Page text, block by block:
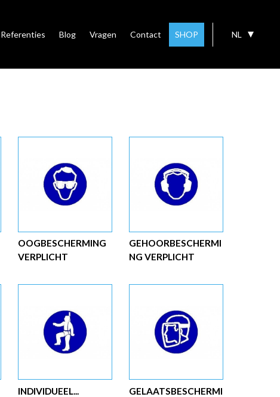
NL
Referenties Blog Vragen Contact SHOP
OOGBESCHERMING
VERPLICHT
GEHOORBESCHERMI
NG VERPLICHT
INDIVIDUEEL...
GELAATSBESCHERMI